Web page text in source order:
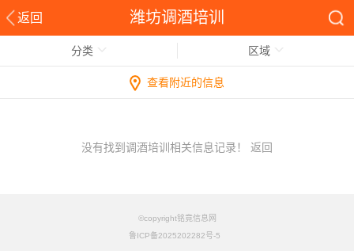
返回 潍坊调酒培训
分类 区域
查看附近的信息
没有找到调酒培训相关信息记录！ 返回
©copyright铭竟信息网
鲁ICP备2025202282号-5